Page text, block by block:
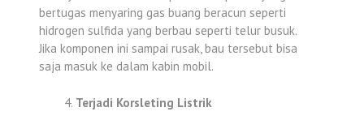
bertugas menyaring gas buang beracun seperti
hidrogen sulfida yang berbau seperti telur busuk.
Jika komponen ini sampai rusak, bau tersebut bisa
saja masuk ke dalam kabin mobil.
Terjadi Korsleting Listrik